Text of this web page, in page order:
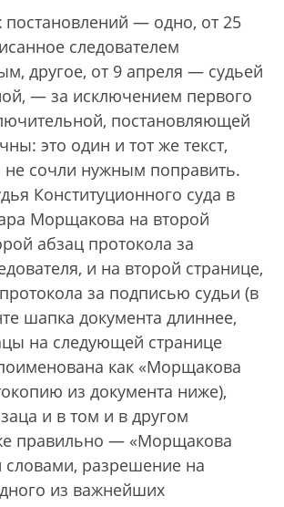
постановлений — одно, от 25
следователем
другое, от 9 апреля — судьей
— за исключением первого
постановляющей
это один и тот же текст,
сочли нужным поправить.
Конституционного суда в
Морщакова на второй
абзац протокола за
и на второй странице,
за подписью судьи (в
шапка документа длиннее,
на следующей странице
как «Морщакова
из документа ниже),
и в том и в другом
правильно — «Морщакова
словами, разрешение на
из важнейших